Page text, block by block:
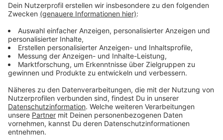
auffälliges Auto ins Netz gegangen. Der 56-jähriger
dem Dach und Aufkleber der Feldjäger angebracht.
Außerdem hatte er unerlaubterweise ein Blaulicht und
eine Plakette dabei, die ihn als Mitglied der
Militärpolizei auswies. Er ist allerdings kein Mitglied der
wegen diverser Vergehen.
Anzeige